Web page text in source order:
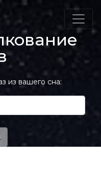
из вашего сна: